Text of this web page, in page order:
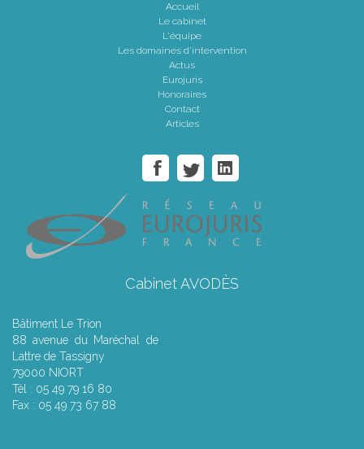
Accueil
Le cabinet
L'équipe
Les domaines d'intervention
Actus
Eurojuris
Honoraires
Contact
Articles
Cabinet AVODÈS
Bâtiment Le Trion
88 avenue du Maréchal de
Lattre de Tassigny
79000 NIORT
Tél : 05 49 79 16 80
Fax : 05 49 73 67 88